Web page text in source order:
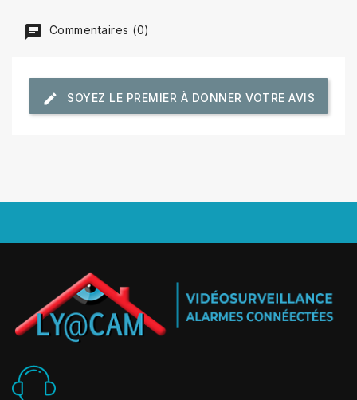
Commentaires (0)
SOYEZ LE PREMIER À DONNER VOTRE AVIS